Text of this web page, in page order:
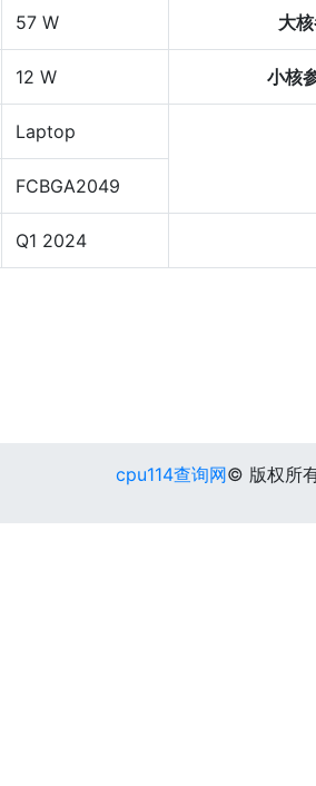
57 W 大
12 W 小核
Laptop
FCBGA2049
Q1 2024
cpu114查询网© 版权所